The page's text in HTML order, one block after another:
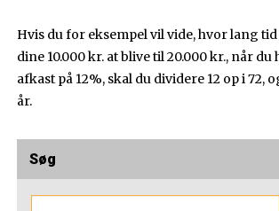
Hvis du for eksempel vil vide, hvor lang
dine 10.000 kr. at blive til 20.000 kr., når
afkast på 12%, skal du dividere 12 op i 72,
år.
Søg